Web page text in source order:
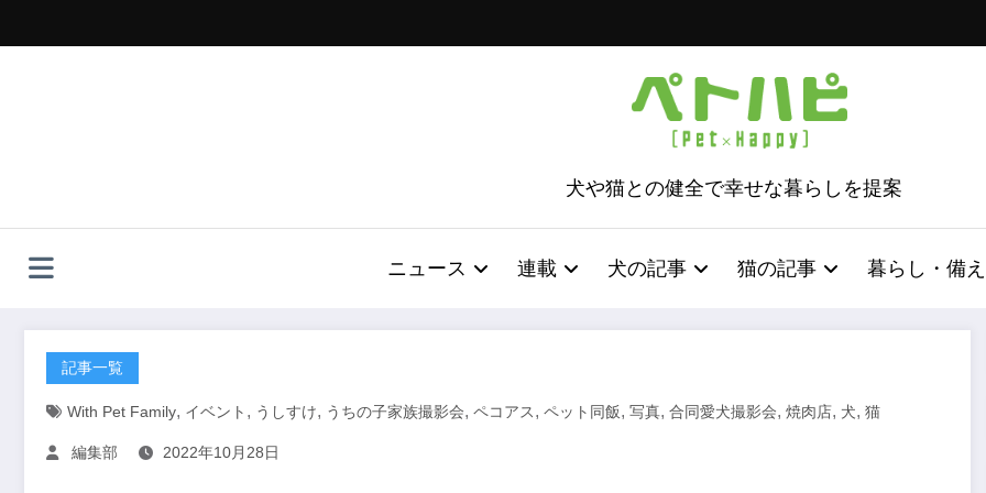
ッ
犬や猫との健全で幸せな暮らしを提案
ニュース 連載 犬の記事 猫の記事 暮らし・備え
記事一覧
With Pet Family, イベント , うしすけ, うちの子家族撮影会, ペコアス, ペット同飯, 写真, 合同愛犬撮影会, 焼肉店, 犬, 猫
編集部 2022年10月28日